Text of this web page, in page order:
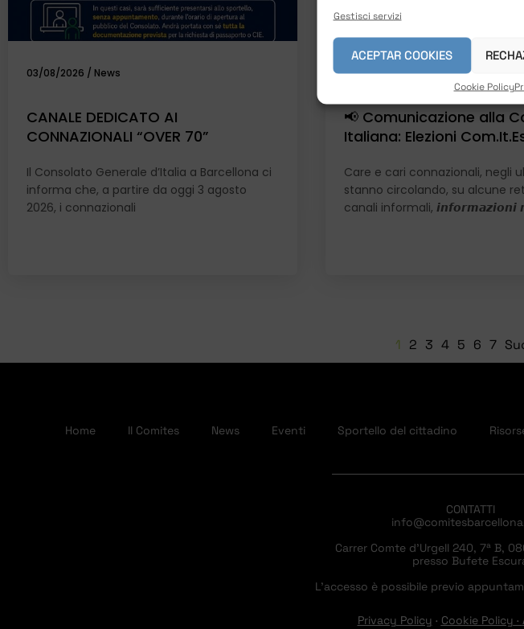
Gestisci servizi
ACEPTAR COOKIES
Cookie Policy
03/08/2026 / News
CANALE DEDICATO AI
CONNAZIONALI “OVER 70”
Il Consolato Generale d’Italia a Barcellona ci
informa che, a partire da oggi 3 agosto
2026, i connazionali
23/07/2026/News
📢 Comunicazione alla
Italiana: Elezioni
Care e cari connazionali, negli
stanno circolando, su alcune
canali informali, 𝙞𝙣𝙛𝙤𝙧𝙢𝙖𝙯𝙞𝙤𝙣𝙞
1 2 3 4 5 6 7
Home Il Comites News Eventi Sportello del cittadino
CONTATTI
Carrer Comte d’Urgell 240, 7ª B,
presso Bufete
L’accesso è possibile previo
Privacy Policy · Cookie Policy ·